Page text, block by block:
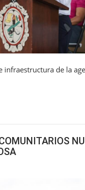
infraestructura de la